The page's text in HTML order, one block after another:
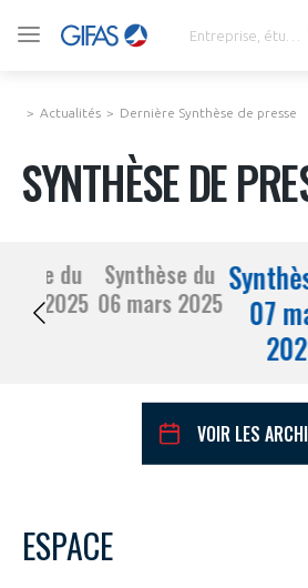
SYNTHÈSE DE PRESSE
COMMUNIQUÉS DE PRESSE
Actualités Dernière Synthèse de presse
SYNTHÈSE DE
du
05 mars 2025
Synthèse du
06 mars 2025
07
VOIR LES
ESPACE
VOUS ÊTES ADHÉRENTS
PAS ENCORE
Rejoignez une filière
DEMANDE
Avez-vous un statut de